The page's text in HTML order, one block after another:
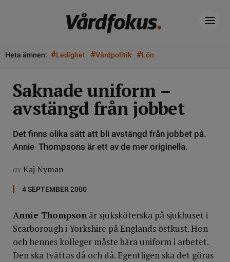
Heta ämnen: #Ledighet #Vårdpolitik #Lön
Saknade uniform –
avstängd från jobbet
Det finns olika sätt att bli avstängd från jobbet på.
Annie Thompsons är ett av de mer originella.
av Kaj Nyman
4 SEPTEMBER 2000
Annie Thompson är sjuksköterska på sjukhuset i
Scarborough i Yorkshire på Englands östkust. Hon
och hennes kolleger måste bära uniform i arbetet.
Den ska tvättas då och då. Egentligen ska det göras